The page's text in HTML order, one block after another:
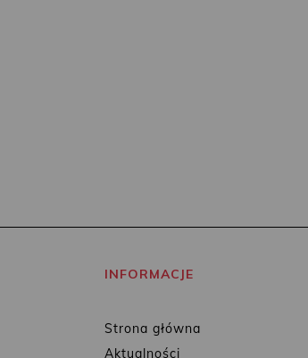
INFORMACJE
Strona główna
Aktualności